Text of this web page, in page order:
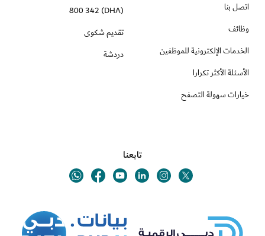
اتصل بنا
وظائف
الخدمات الإلكترونية للموظفين
الأسئلة الأكثر تكرارا
خيارات سهولة التصفح
(DHA) 800 342
تقديم شكوى
دردشة
تابعنا